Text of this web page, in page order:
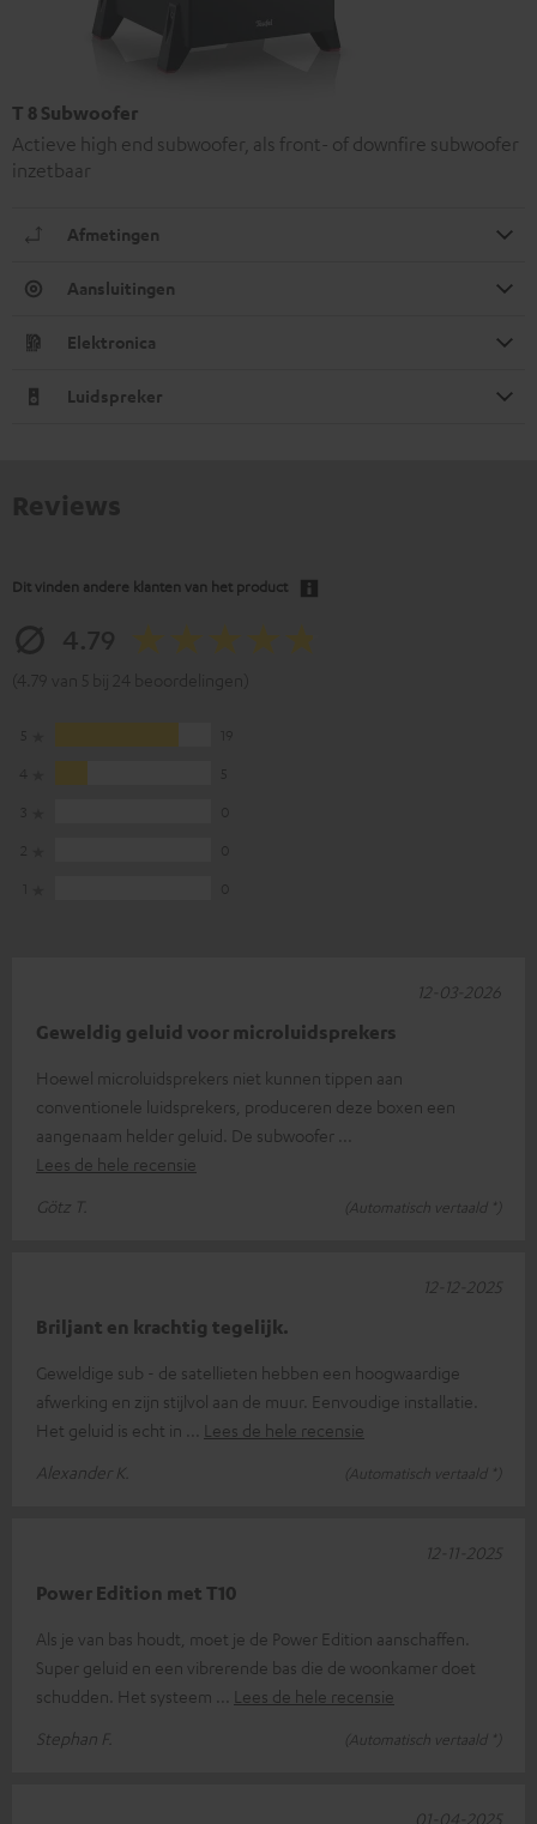
T 8 Subwoofer
Actieve high end subwoofer, als front- of downfire subwoofer
inzetbaar
Afmetingen
Aansluitingen
Elektronica
Luidspreker
Dit vinden andere klanten van het product
Geweldig geluid voor microluidsprekers
Hoewel microluidsprekers niet kunnen tippen aan
conventionele luidsprekers, produceren deze boxen een
aangenaam helder geluid. De subwoofer
Lees de hele recensie
Götz T.
(Automatisch vertaald *)
12-03-2026
Briljant en krachtig tegelijk.
Geweldige sub - de satellieten hebben een hoogwaardige
afwerking en zijn stijlvol aan de muur. Eenvoudige installatie.
Het geluid is echt in
Lees de hele recensie
Alexander K.
(Automatisch vertaald *)
12-12-2025
Power Edition met T10
Als je van bas houdt, moet je de Power Edition aanschaffen.
Super geluid en een vibrerende bas die de woonkamer doet
schudden. Het systeem
Lees de hele recensie
Stephan F.
(Automatisch vertaald *)
12-11-2025
01-04-2025